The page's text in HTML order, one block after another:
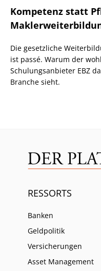
Kompetenz statt
Die gesetzliche
ist passé. Warum der
Schulungsanbieter EBZ
Branche sieht.
RESSORTS
Banken
Geldpolitik
Versicherungen
Asset Management